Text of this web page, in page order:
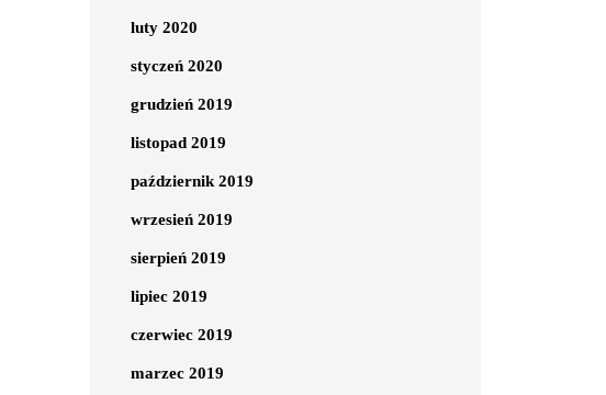
luty 2020
styczeń 2020
grudzień 2019
listopad 2019
październik 2019
wrzesień 2019
sierpień 2019
lipiec 2019
czerwiec 2019
marzec 2019